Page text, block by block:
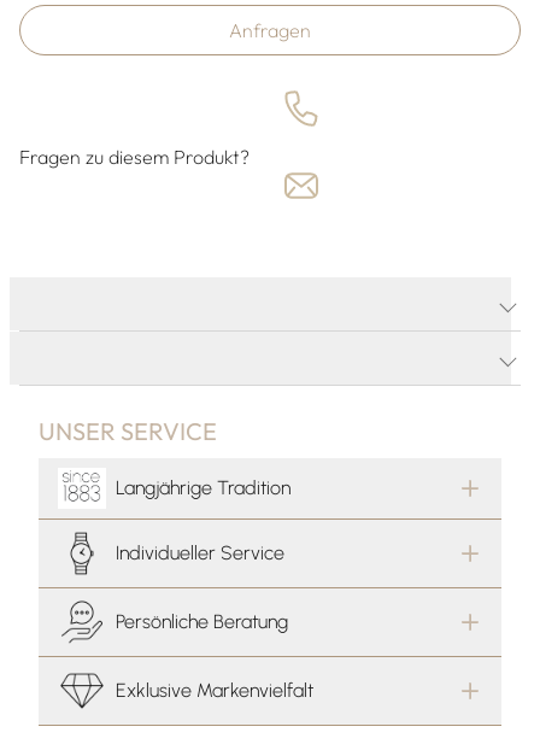
Anfragen
Fragen zu diesem Produkt?
UNSER SERVICE
Langjährige Tradition
Individueller Service
Persönliche Beratung
Exklusive Markenvielfalt